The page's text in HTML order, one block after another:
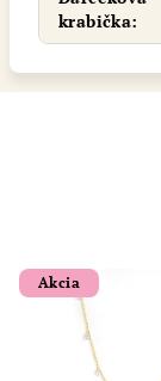
krabička:
Akcia